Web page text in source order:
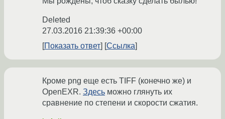
Deleted
27.03.2016 21:39:36 +00:00
Показать ответ
Ссылка
Кроме png еще есть TIFF (конечно же) и
OpenEXR. Здесь можно глянуть их
сравнение по степени и скорости сжатия.